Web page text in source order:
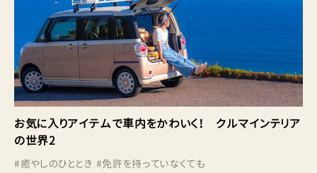
お気に入りアイテムで車内をかわいく！ クルマインテリア
の世界2
#癒やしのひととき #免許を持っていなくても